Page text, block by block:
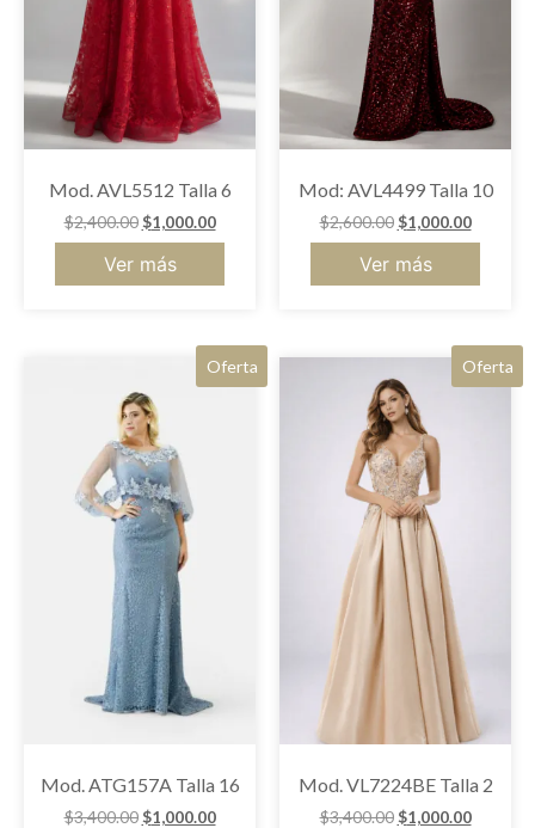
Mod. AVL5512 Talla 6
$2,400.00 $1,000.00
Ver más
Mod: AVL4499 Talla 10
$2,600.00 $1,000.00
Ver más
Oferta
Mod. ATG157A Talla 16
$3,400.00 $1,000.00
Oferta
Mod. VL7224BE Talla 2
$3,400.00 $1,000.00